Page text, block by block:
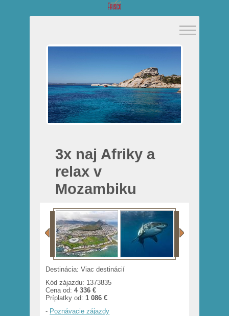
3x naj Afriky a
relax v
Mozambiku
Destinácia: Viac destinácií
Kód zájazdu: 1373835
Cena od:4 336 €
Príplatky od: 1 086 €
- Poznávacie zájazdy